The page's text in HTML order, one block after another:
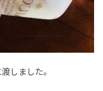
しました。